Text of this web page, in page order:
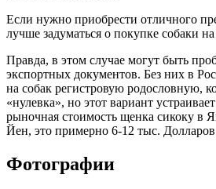
Если нужно приобрести отличного
лучше задуматься о покупке собаки
Правда, в этом случае могут быть
экспортных документов. Без них в
на собак регистровую родословную,
«нулевка», но этот вариант
рыночная стоимость щенка сикоку в
Йен, это примерно 6-12 тыс.
Фотографии